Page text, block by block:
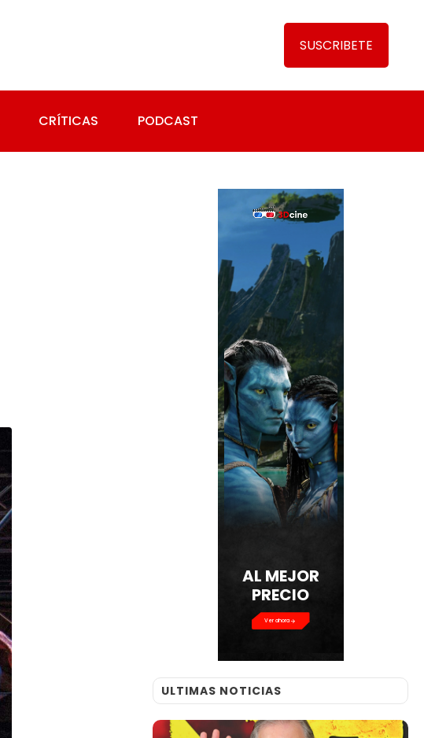
SUSCRIBETE
CRÍTICAS PODCAST
AL MEJOR
PRECIO
Ver ahora
ULTIMAS NOTICIAS